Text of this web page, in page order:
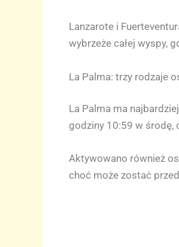
Lanzarote i
wybrzeże całej wyspy,
La Palma: trzy rodzaje
La Palma ma
godziny 10:59 w środę,
Aktywowano również
choć może zostać